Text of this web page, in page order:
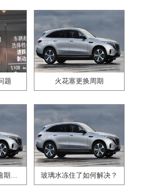
题 火花塞更换周期
驾驶证到期没有换,逾期怎么办?? 玻璃水冻住了如何解决？